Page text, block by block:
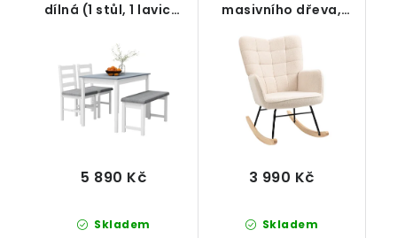
dílná (1 stůl, 1 lavice,
Skladem
5 890 Kč
masivního dřeva,
Skladem
3 990 Kč